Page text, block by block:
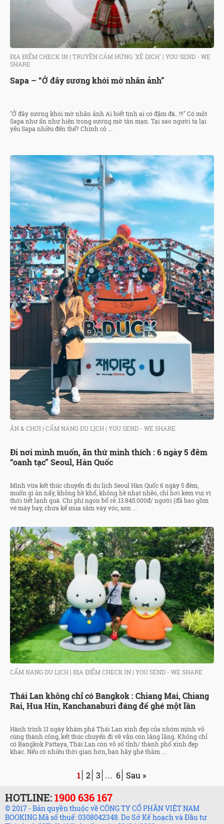
ĐỊA ĐIỂM CHECK IN | TRUYỀN CẢM HỨNG 'XÊ DỊCH' | YOU SEND - WE
SHARE
Sapa – “Ở đây sương khói mờ nhân ảnh”
"Ở đây sương khói mờ nhân ảnh Ai biết tình ai có đậm đà…!!!" Có một
Sapa như ẩn như hiện trong sương mờ tản mạn. Tại sao người ta lại
yêu Sapa nhiều đến thế? Chính cô ...
ĂN & CHƠI | CẨM NANG DU LỊCH | YOU SEND - WE SHARE
Đi nơi mình muốn, ăn thứ mình thích : 6 ngày 5 đêm
“oanh tạc” Seoul, Hàn Quốc
Mình vừa kết thúc chuyến đi du lịch Seoul Hàn Quốc 6 ngày 5 đêm,
muốn gì ăn nấy, không hề khổ, không hề nhạt nhẽo, chỉ hơi kém vui vì
thời tiết lạnh quá. Chi phí ngon bổ rẻ: 13.845.000đ/ người (đã bao gồm
vé máy bay, chưa kể mua sắm váy vóc, son ...
CẨM NANG DU LỊCH | ĐỊA ĐIỂM CHECK IN | YOU SEND - WE SHARE
Thái Lan không chỉ có Bangkok : Chiang Mai, Chiang
Rai, Hua Hin, Kanchanaburi đáng để ghé một lần
Hành trình 11 ngày khám phá Thái Lan xinh đẹp của nhóm mình vô
cùng thành công, kết thúc chuyến đi về vẫn còn lâng lâng. Không chỉ
có Bangkok Pattaya, Thái Lan còn vô số tỉnh/ thành phố xinh đẹp
khác. Nếu có nhiều thời gian hơn, bạn hãy ghé thăm ...
1 2 3 … 6 Sau »
HOTLINE:1900 636 167
© 2017 - Bản quyền thuộc về CÔNG TY CỔ PHẦN VIỆT NAM
BOOKING Mã số thuế: 0308042348. Do Sở Kế hoạch và Đầu tư